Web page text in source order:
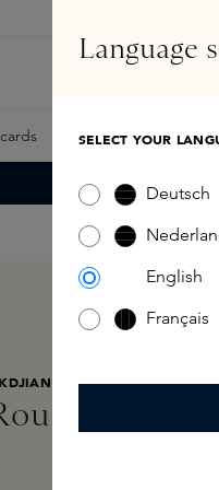
Samples
540
Language
SELECT YOUR
Deutsch
English
Français